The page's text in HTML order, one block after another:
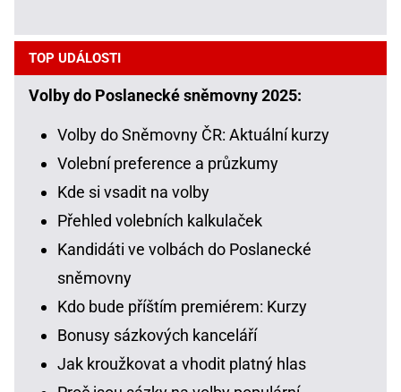
TOP UDÁLOSTI
Volby do Poslanecké sněmovny 2025:
Volby do Sněmovny ČR: Aktuální kurzy
Volební preference a průzkumy
Kde si vsadit na volby
Přehled volebních kalkulaček
Kandidáti ve volbách do Poslanecké
sněmovny
Kdo bude příštím premiérem: Kurzy
Bonusy sázkových kanceláří
Jak kroužkovat a vhodit platný hlas